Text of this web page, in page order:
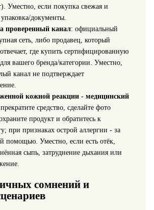
Уместно, если покупка свежая и
документы.
проверенный канал: официальный
сеть, либо продавец, который
где купить сертифицированную
вашего бренда/категории. Уместно,
канал не подтверждает
кожной реакции - медицинский
средство, сделайте фото
продукт и обратитесь к
при признаках острой аллергии - за
помощью. Уместно, если есть отёк,
сыпь, затруднение дыхания или
сомнений и